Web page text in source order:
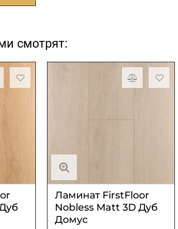
смотрят:
Ламинат FirstFloor
Nobless Matt 3D Дуб
Домус